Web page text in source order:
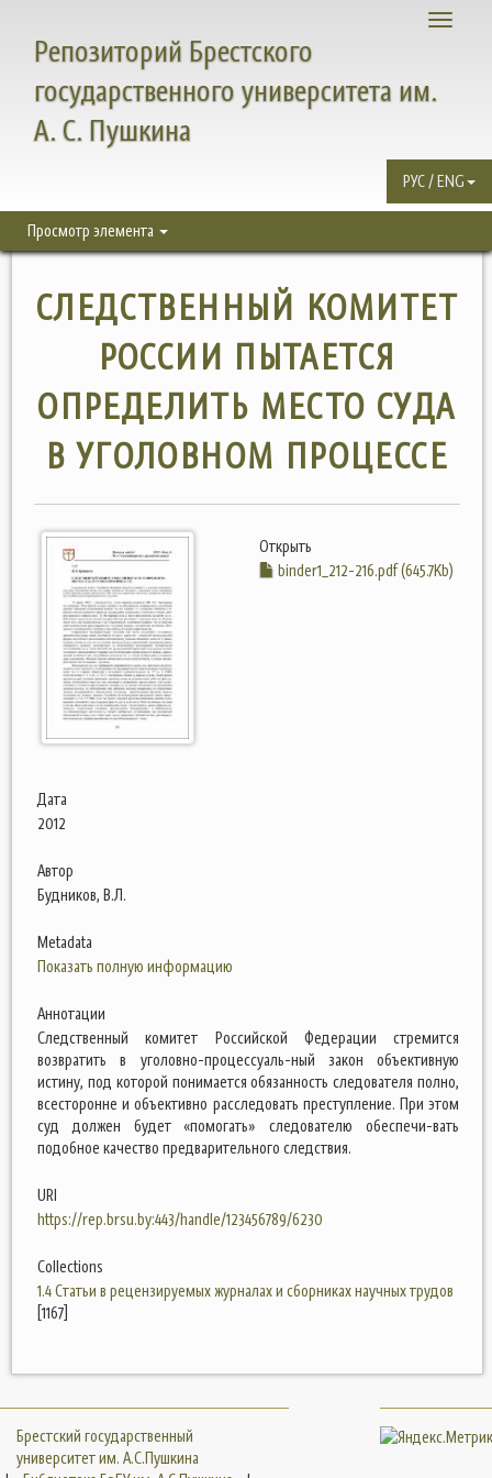
Toggle
Репозиторий Брестского
государственного университета им.
А. С. Пушкина
РУС / ENG
Просмотр элемента
СЛЕДСТВЕННЫЙ КОМИТЕТ
РОССИИ ПЫТАЕТСЯ
ОПРЕДЕЛИТЬ МЕСТО СУДА
В УГОЛОВНОМ ПРОЦЕССЕ
Открыть
binder1_212-216.pdf (645.7Kb)
Дата
2012
Автор
Будников, В.Л.
Metadata
Показать полную информацию
Аннотации
Следственный комитет Российской Федерации стремится
возвратить в уголовно-процессуаль-ный закон объективную
истину, под которой понимается обязанность следователя полно,
всесторонне и объективно расследовать преступление. При этом
суд должен будет «помогать» следователю обеспечи-вать
подобное качество предварительного следствия.
URI
https://rep.brsu.by:443/handle/123456789/6230
Collections
1.4 Статьи в рецензируемых журналах и сборниках научных трудов
[1167]
Брестский государственный
университет им. А.С.Пушкина